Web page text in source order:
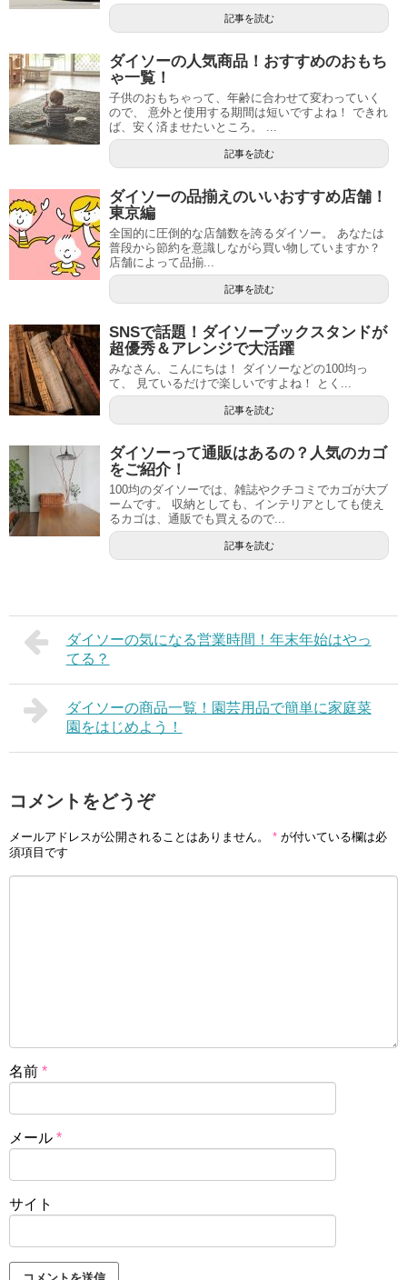
記事を読む
ダイソーの人気商品！おすすめのおもち
ゃ一覧！
子供のおもちゃって、年齢に合わせて変わっていく
ので、 意外と使用する期間は短いですよね！ できれ
ば、安く済ませたいところ。 ...
記事を読む
ダイソーの品揃えのいいおすすめ店舗！
東京編
全国的に圧倒的な店舗数を誇るダイソー。 あなたは
普段から節約を意識しながら買い物していますか？
店舗によって品揃...
記事を読む
SNSで話題！ダイソーブックスタンドが
超優秀＆アレンジで大活躍
みなさん、こんにちは！ ダイソーなどの100均っ
て、 見ているだけで楽しいですよね！ とく...
記事を読む
ダイソーって通販はあるの？人気のカゴ
をご紹介！
100均のダイソーでは、雑誌やクチコミでカゴが大ブ
ームです。 収納としても、インテリアとしても使え
るカゴは、通販でも買えるので...
記事を読む
ダイソーの気になる営業時間！年末年始はやっ
てる？
ダイソーの商品一覧！園芸用品で簡単に家庭菜
園をはじめよう！
コメントをどうぞ
メールアドレスが公開されることはありません。 * が付いている欄は必
須項目です
名前 *
メール *
サイト